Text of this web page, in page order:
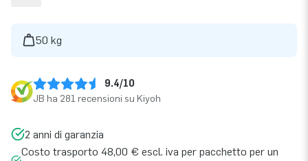
50 kg
9.4/10
JB ha 281 recensioni su Kiyoh
2 anni di garanzia
Costo trasporto 48,00 € escl. iva per pacchetto per un